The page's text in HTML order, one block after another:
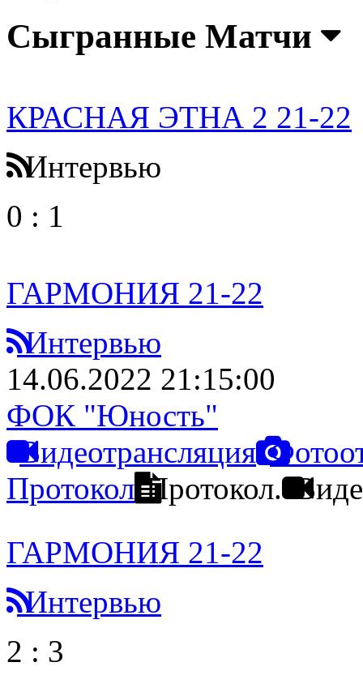
Сыгранные Матчи
КРАСНАЯ ЭТНА 2 21-22
Интервью
0 : 1
ГАРМОНИЯ 21-22
Интервью
14.06.2022 21:15:00
ФОК "Юность"
Видеотрансляция
Протокол Протокол.
ГАРМОНИЯ 21-22
Интервью
2 : 3